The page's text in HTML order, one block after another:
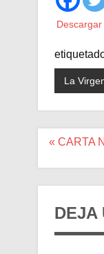
La
« CARTA
DEJA